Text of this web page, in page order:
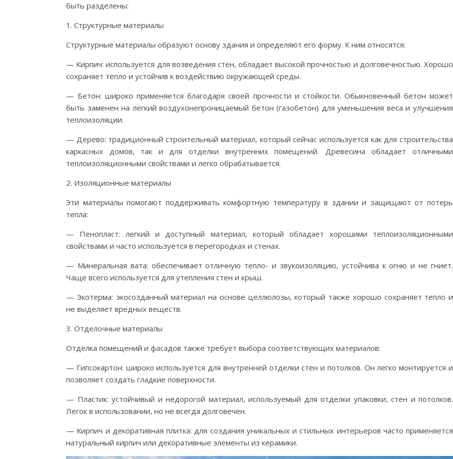
быть разделены:
1. Структурные материалы
Структурные материалы образуют основу здания и определяют его форму. К ним относятся:
— Кирпич: используется для возведения стен, обладает высокой прочностью и долговечностью. Хорошо
сохраняет тепло и устойчив к воздействию окружающей среды.
— Бетон: широко применяется благодаря своей прочности и стойкости. Обыкновенный бетон может
быть заменен на легкий воздухонепроницаемый бетон (газобетон) для уменьшения веса и улучшения
теплоизоляции.
— Дерево: традиционный строительный материал, который сейчас используется как для строительства
каркасных домов, так и для отделки внутренних помещений. Древесина обладает отличными
теплоизоляционными свойствами и легко обрабатывается.
2. Изоляционные материалы
Эти материалы помогают поддерживать комфортную температуру в здании и защищают от потерь
тепла:
— Пенопласт: легкий и доступный материал, который обладает хорошими теплоизоляционными
свойствами и часто используется в перегородках и стенах.
— Минеральная вата: обеспечивает отличную тепло- и звукоизоляцию, устойчива к огню и не гниет.
Чаще всего используется для утепления стен и крыш.
— Экотерма: экосозданный материал на основе целлюлозы, который также хорошо сохраняет тепло и
не выделяет вредных веществ.
3. Отделочные материалы
Отделка помещений и фасадов также требует выбора соответствующих материалов:
— Гипсокартон: широко используется для внутренней отделки стен и потолков. Он легко монтируется и
позволяет создать гладкие поверхности.
— Пластик: устойчивый и недорогой материал, используемый для отделки упаковки, стен и потолков.
Легок в использовании, но не всегда долговечен.
— Кирпич и декоративная плитка: для создания уникальных и стильных интерьеров часто применяется
натуральный кирпич или декоративные элементы из керамики.